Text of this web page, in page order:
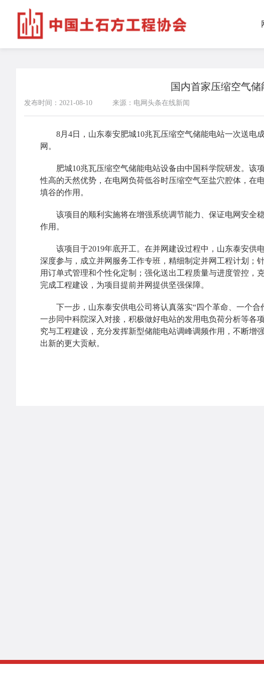
国内首家压缩空气
发布时间：2021-08-10 来源：电网头条在线新闻
8月4日，山东泰安肥城10兆瓦压缩空气储能电站一次送电
网。
肥城10兆瓦压缩空气储能电站设备由中国科学院研发。该
性高的天然优势，在电网负荷低谷时压缩空气至盐穴腔体，在
填谷的作用。
该项目的顺利实施将在增强系统调节能力、保证电网安全
作用。
该项目于2019年底开工。在并网建设过程中，山东泰安供电
深度参与，成立并网服务工作专班，精细制定并网工程计划；
用订单式管理和个性化定制；强化送出工程质量与进度管控，
完成工程建设，为项目提前并网提供坚强保障。
下一步，山东泰安供电公司将认真落实“四个革命、一个合
一步同中科院深入对接，积极做好电站的发用电负荷分析等各
究与工程建设，充分发挥新型储能电站调峰调频作用，不断增
出新的更大贡献。